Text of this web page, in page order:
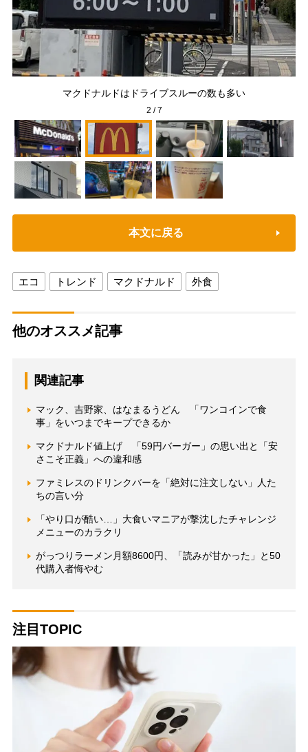
マクドナルドはドライブスルーの数も多い
2 /7
本文に戻る
エコ トレンド マクドナルド 外食
他のオススメ記事
関連記事
マック、吉野家、はなまるうどん 「ワンコインで食
事」をいつまでキープできるか
マクドナルド値上げ 「59円バーガー」の思い出と「安
さこそ正義」への違和感
ファミレスのドリンクバーを「絶対に注文しない」人た
ちの言い分
「やり口が酷い…」大食いマニアが撃沈したチャレンジ
メニューのカラクリ
がっつりラーメン月額8600円、「読みが甘かった」と50
代購入者悔やむ
注目TOPIC